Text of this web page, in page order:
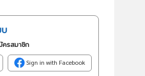
ครสมาชิก
Sign in with Facebook